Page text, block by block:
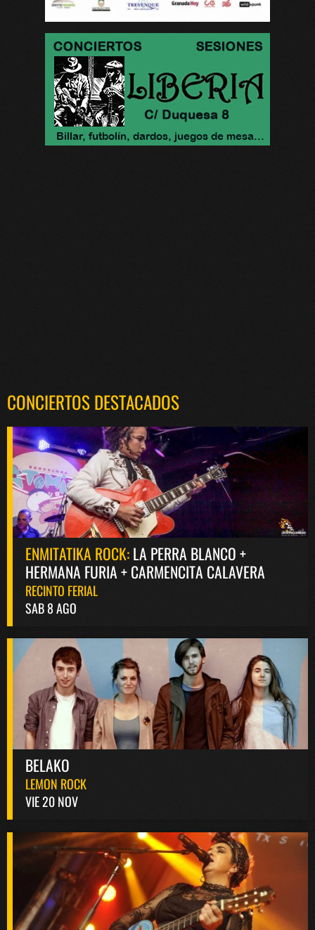
CONCIERTOS DESTACADOS
ENMITATIKA ROCK:LA PERRA BLANCO +
HERMANA FURIA + CARMENCITA CALAVERA
RECINTO FERIAL
SAB 8 AGO
BELAKO
LEMON ROCK
VIE 20 NOV